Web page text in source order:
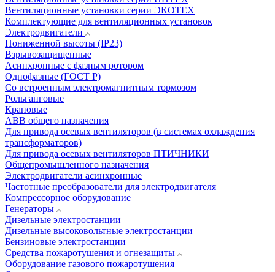
Вентиляционные установки серии ЭКОТЕХ
Комплектующие для вентиляционных установок
Электродвигатели
Пониженной высоты (IP23)
Взрывозащищенные
Асинхронные с фазным ротором
Однофазные (ГОСТ Р)
Со встроенным электромагнитным тормозом
Рольганговые
Крановые
АВВ общего назначения
Для привода осевых вентиляторов (в системах охлаждения
трансформаторов)
Для привода осевых вентиляторов ПТИЧНИКИ
Общепромышленного назначения
Электродвигатели асинхронные
Частотные преобразователи для электродвигателя
Компрессорное оборудование
Генераторы
Дизельные электростанции
Дизельные высоковольтные электростанции
Бензиновые электростанции
Средства пожаротушения и огнезащиты
Оборудование газового пожаротушения